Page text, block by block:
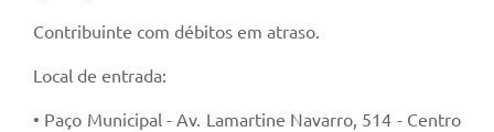
Contribuinte com débitos em atraso.
Local de entrada:
• Paço Municipal - Av. Lamartine Navarro, 514 - Centro